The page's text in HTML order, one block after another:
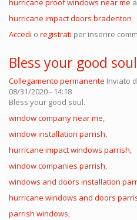
hurricane proof windows near me
hurricane impact doors bradenton
Accedi o registrati per inserire
Bless your good soul
Collegamento permanente Inviato
08/31/2020 - 14:18
Bless your good soul.
window company near me,
window installation parrish,
hurricane impact windows parrish,
window companies parrish,
windows and doors installation
hurricane windows and doors
parrish windows,